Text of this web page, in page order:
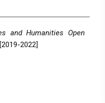
and Humanities Open
[2019-2022]